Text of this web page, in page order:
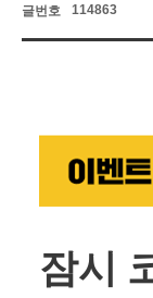
글번호 114863
잠시